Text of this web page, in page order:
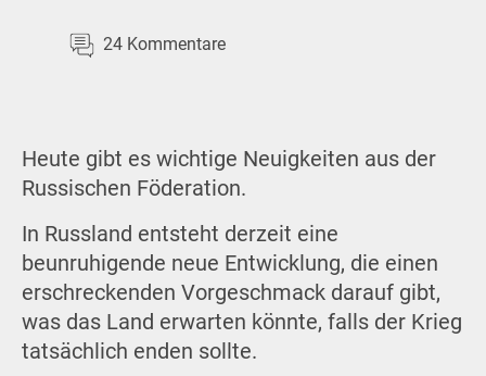
24 Kommentare
Heute gibt es wichtige Neuigkeiten aus der
Russischen Föderation.
In Russland entsteht derzeit eine
beunruhigende neue Entwicklung, die einen
erschreckenden Vorgeschmack darauf gibt,
was das Land erwarten könnte, falls der Krieg
tatsächlich enden sollte.